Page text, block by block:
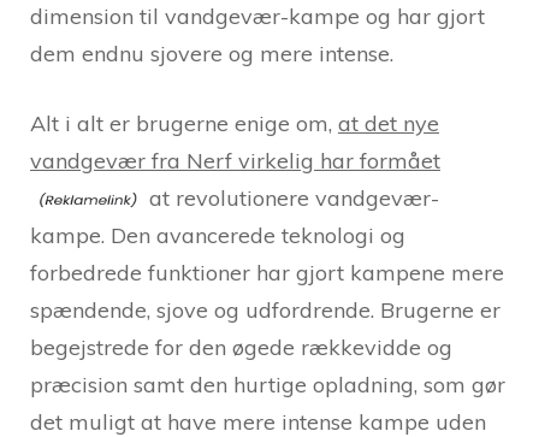
dimension til vandgevær-kampe og har gjort
dem endnu sjovere og mere intense.
Alt i alt er brugerne enige om, at det nye
vandgevær fra Nerf virkelig har formået
at revolutionere vandgevær-
kampe. Den avancerede teknologi og
forbedrede funktioner har gjort kampene mere
spændende, sjove og udfordrende. Brugerne er
begejstrede for den øgede rækkevidde og
præcision samt den hurtige opladning, som gør
det muligt at have mere intense kampe uden